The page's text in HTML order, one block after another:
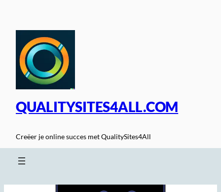
inhoud
QUALITYSITES4ALL.COM
Creëer je online succes met QualitySites4All